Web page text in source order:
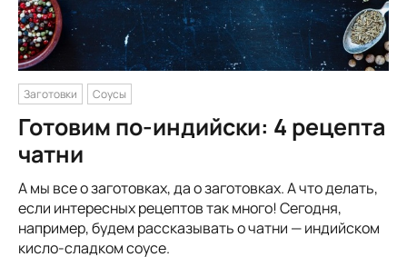
Заготовки Соусы
Готовим по-индийски: 4 рецепта
чатни
А мы все о заготовках, да о заготовках. А что делать,
если интересных рецептов так много! Сегодня,
например, будем рассказывать о чатни — индийском
кисло-сладком соусе.